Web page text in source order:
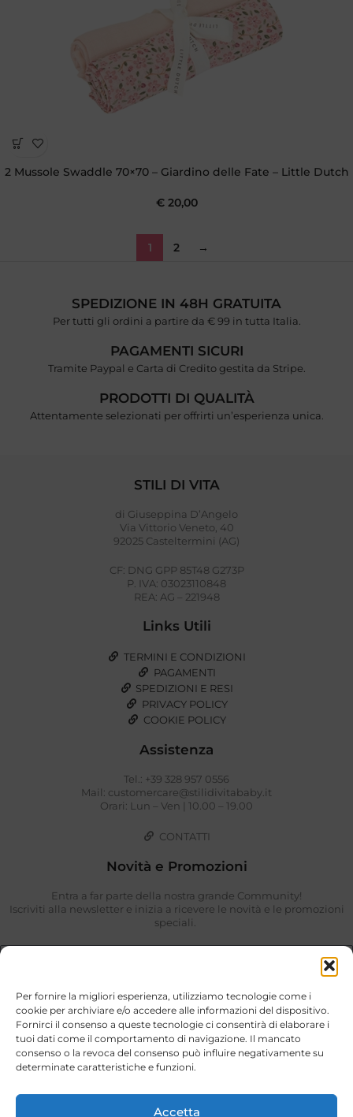
Per fornire la migliori esperienza, utilizziamo tecnologie come i
cookie per archiviare e/o accedere alle informazioni del dispositivo.
Fornirci il consenso a queste tecnologie ci consentirà di elaborare i
tuoi dati come il comportamento di navigazione. Il mancato
consenso o la revoca del consenso può influire negativamente su
determinate caratteristiche e funzioni.
Accetta
2 Mussole Swaddle 70×70 – Giardino delle Fate – Little Dutch
€20,00
1 2 →
SPEDIZIONE IN 48H GRATUITA
Per tutti gli ordini a partire da € 99 in tutta Italia.
PAGAMENTI SICURI
Tramite Paypal e Carta di Credito gestita da Stripe.
PRODOTTI DI QUALITÀ
Attentamente selezionati per offrirti un’esperienza unica.
STILI DI VITA
di Giuseppina D’Angelo
Via Vittorio Veneto, 40
92025 Casteltermini (AG)
CF: DNG GPP 85T48 G273P
P. IVA: 03023110848
REA: AG – 221948
Links Utili
TERMINI E CONDIZIONI
PAGAMENTI
SPEDIZIONI E RESI
PRIVACY POLICY
COOKIE POLICY
Assistenza
Tel.: +39 328 957 0556
Mail: customercare@stilidivitababy.it
Orari: Lun – Ven | 10.00 – 19.00
CONTATTI
Novità e Promozioni
Entra a far parte della nostra grande Community!
Iscriviti alla newsletter e inizia a ricevere le novità e le promozioni
speciali.
ISCRIVIMI